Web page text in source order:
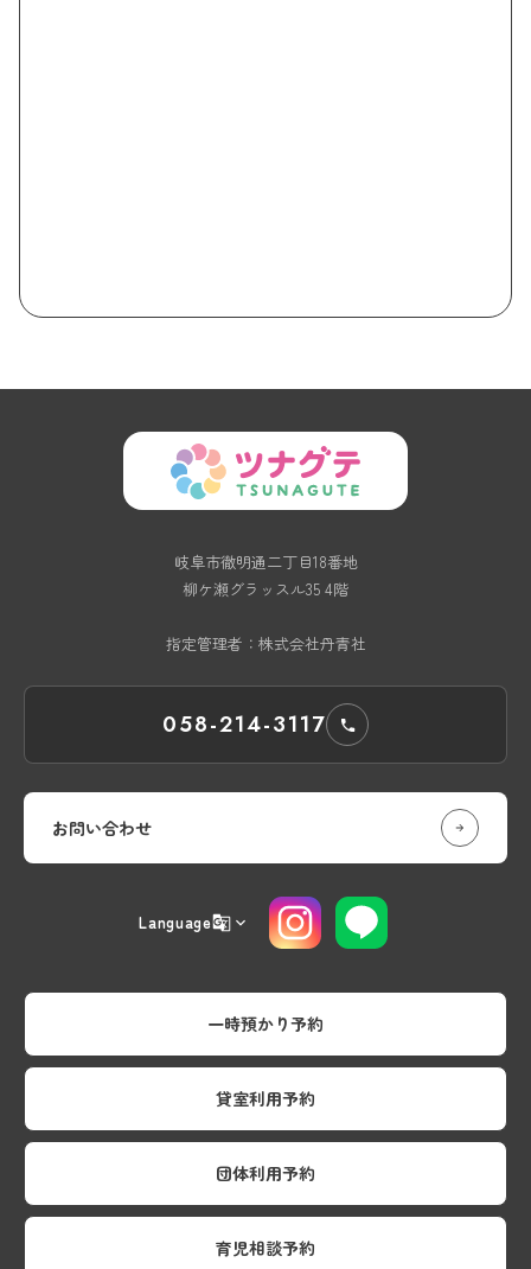
岐阜市徹明通二丁目18番地
柳ケ瀬グラッスル35 4階
指定管理者：株式会社丹青社
058-214-3117
お問い合わせ
Language
一時預かり予約
貸室利用予約
団体利用予約
育児相談予約